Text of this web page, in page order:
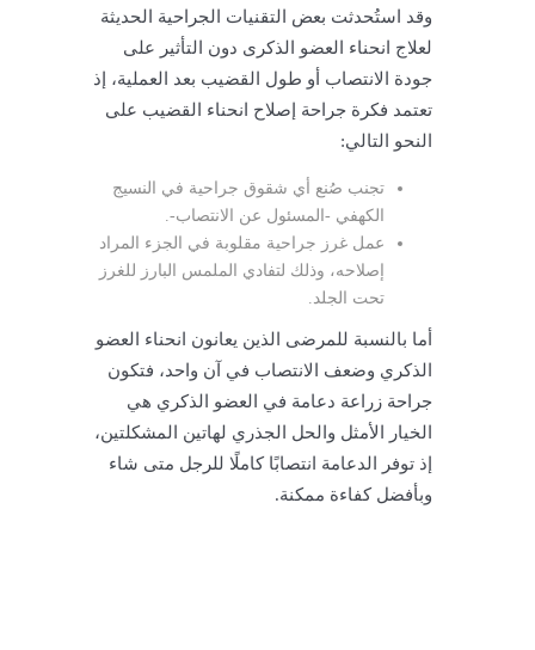
وقد استُحدثت بعض التقنيات الجراحية الحديثة
لعلاج انحناء العضو الذكرى دون التأثير على
جودة الانتصاب أو طول القضيب بعد العملية، إذ
تعتمد فكرة جراحة إصلاح انحناء القضيب على
النحو التالي:
تجنب صُنع أي شقوق جراحية في النسيج
الكهفي -المسئول عن الانتصاب-.
عمل غرز جراحية مقلوبة في الجزء المراد
إصلاحه، وذلك لتفادي الملمس البارز للغرز
تحت الجلد.
أما بالنسبة للمرضى الذين يعانون انحناء العضو
الذكري وضعف الانتصاب في آن واحد، فتكون
جراحة زراعة دعامة في العضو الذكري هي
الخيار الأمثل والحل الجذري لهاتين المشكلتين،
إذ توفر الدعامة انتصابًا كاملًا للرجل متى شاء
وبأفضل كفاءة ممكنة.